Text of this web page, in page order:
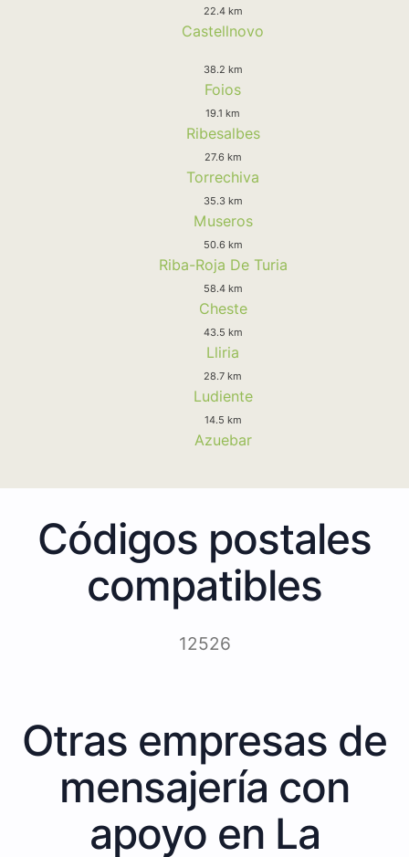
22.4 km
Castellnovo
38.2 km
Foios
19.1 km
Ribesalbes
27.6 km
Torrechiva
35.3 km
Museros
50.6 km
Riba-Roja De Turia
58.4 km
Cheste
43.5 km
Lliria
28.7 km
Ludiente
14.5 km
Azuebar
Códigos postales
compatibles
12526
Otras empresas de
mensajería con
apoyo en La